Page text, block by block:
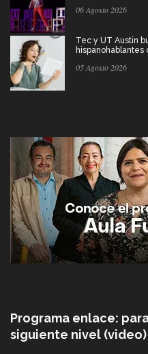
06 Agosto 2026
Tec y UT Austin
hispanohablantes
05 Agosto 2026
Programa enlace:
siguiente nivel (video)